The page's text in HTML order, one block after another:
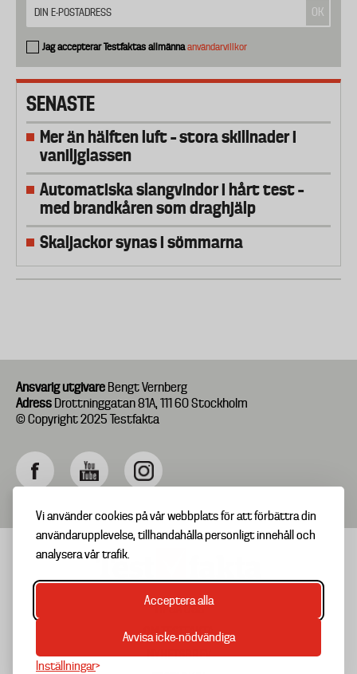
Vi använder cookies på vår webbplats för att förbättra din
användarupplevelse, tillhandahålla personligt innehåll och
analysera vår trafik.
Acceptera alla
Avvisa icke-nödvändiga
Inställningar
Jag accepterar Testfaktas allmännaanvändarvillkor
SENASTE
Mer än hälften luft – stora skillnader i
vaniljglassen
Automatiska slangvindor i hårt test –
med brandkåren som draghjälp
Skaljackor synas i sömmarna
Ansvarig utgivare Bengt Vernberg
Adress Drottninggatan 81A, 111 60 Stockholm
© Copyright 2025 Testfakta
Footer
menu
TIPSA OSS
OM TESTFAKTA
NYHETSBREV